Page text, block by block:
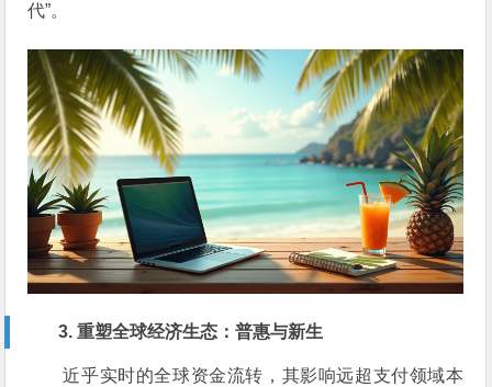
代”。
3. 重塑全球经济生态：普惠与新生
近乎实时的全球资金流转，其影响远超支付领域本